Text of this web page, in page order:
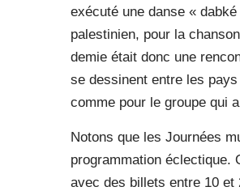
exécuté une danse «
palestinien, pour la
demie était donc une
se dessinent entre les
comme pour le groupe qui
Notons que les Journées
programmation éclectique.
avec des billets entre 10 et